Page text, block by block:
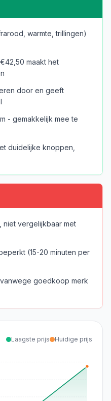
warmte, trillingen)
maakt het
door en geeft
- gemakkelijk mee te
duidelijke knoppen,
niet vergelijkbaar met
(15-20 minuten per
goedkoop merk
Laagste prijs Huidige prijs